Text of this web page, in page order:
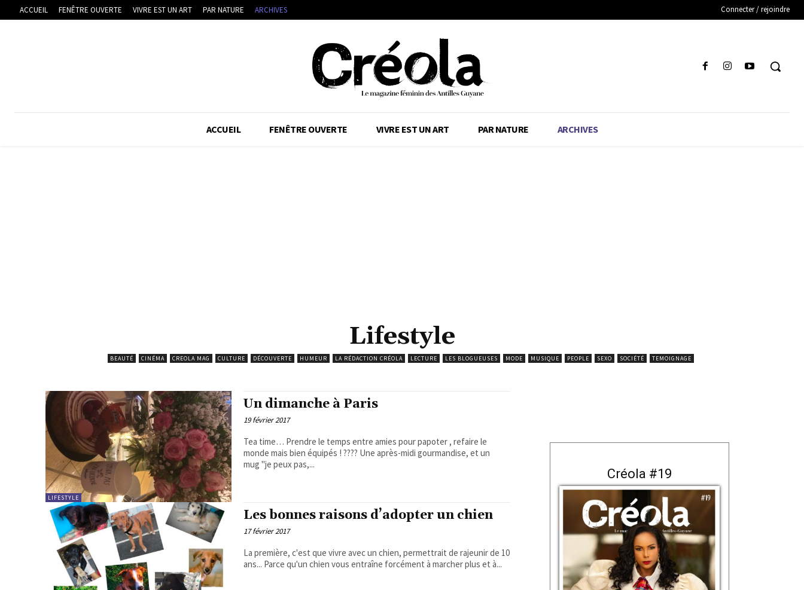
ACCUEIL FENÊTRE OUVERTE VIVRE EST UN ART PAR NATURE ARCHIVES Connecter / rejoindre
ACCUEIL FENÊTRE OUVERTE VIVRE EST UN ART PAR NATURE ARCHIVES
Lifestyle
BEAUTÉ CINÉMA CREOLA MAG CULTURE DÉCOUVERTE HUMEUR LA RÉDACTION CRÉOLA LECTURE LES BLOGUEUSES MODE MUSIQUE PEOPLE SEXO SOCIÉTÉ TEMOIGNAGE
LIFESTYLE
Un dimanche à Paris
19 février 2017
Tea time… Prendre le temps entre amies pour papoter , refaire le
monde mais bien équipés ! ???? Une après-midi gourmandise, et un
mug "je peux pas,...
Les bonnes raisons d’adopter un chien
17 février 2017
La première, c'est que vivre avec un chien, permettrait de rajeunir de 10
ans... Parce qu'un chien vous entraîne forcément à marcher plus et à...
Créola #19